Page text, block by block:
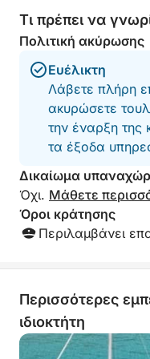
προσωπικό του
για ζευγάρια,
απαλά φώτα,
θάλασσας.
Τι πρέπει να
Πολιτική ακύρωσης
Ευέλικτη
Λάβετε πλήρη
ακυρώσετε
την έναρξη της
τα έξοδα
Δικαίωμα
Όχι. Μάθετε
Όροι κράτησης
Περιλαμβάνει
Περισσότερες
ιδιοκτήτη